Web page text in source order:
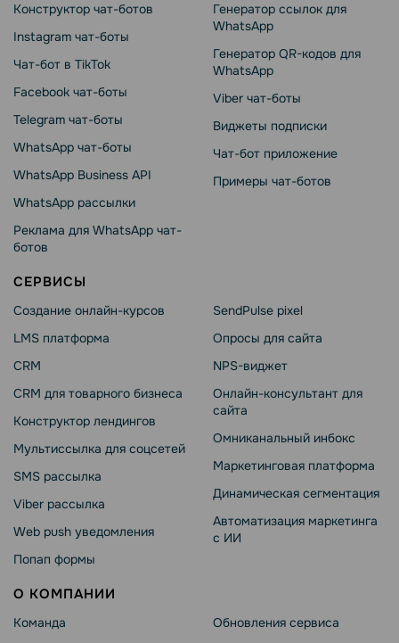
Конструктор чат-ботов
Instagram чат-боты
Чат-бот в TikTok
Facebook чат-боты
Telegram чат-боты
WhatsApp чат-боты
WhatsApp Business API
WhatsApp рассылки
Реклама для WhatsApp чат-
ботов
Генератор ссылок для
WhatsApp
Генератор QR-кодов для
WhatsApp
Viber чат-боты
Виджеты подписки
Чат-бот приложение
Примеры чат-ботов
СЕРВИСЫ
Создание онлайн-курсов
LMS платформа
CRM
CRM для товарного бизнеса
Конструктор лендингов
Мультиссылка для соцсетей
SMS рассылка
Viber рассылка
Web push уведомления
Попап формы
SendPulse pixel
Опросы для сайта
NPS-виджет
Онлайн-консультант для
сайта
Омниканальный инбокс
Маркетинговая платформа
Динамическая сегментация
Автоматизация маркетинга
с ИИ
О КОМПАНИИ
Команда
Обновления сервиса